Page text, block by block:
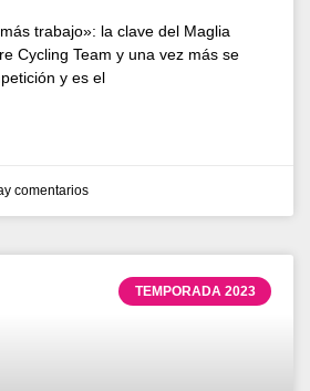
trabajo»: la clave del Maglia
Cycling Team y una vez más se
y es el
comentarios
TEMPORADA 2023